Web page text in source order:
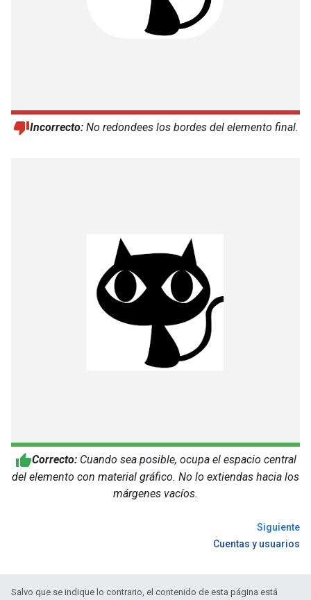
Incorrecto:No redondees los bordes del elemento final.
Correcto:Cuando sea posible, ocupa el espacio central
del elemento con material gráfico. No lo extiendas hacia los
márgenes vacíos.
Siguiente
Cuentas y usuarios
Salvo que se indique lo contrario, el contenido de esta página está